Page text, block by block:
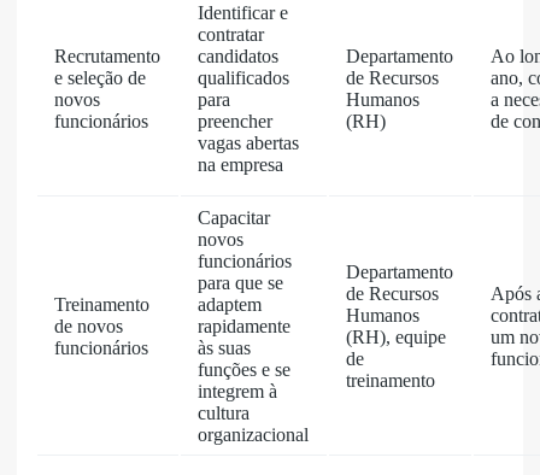
Recrutamento
e seleção de
novos
funcionários
Identificar e
contratar
candidatos
qualificados
para
preencher
vagas abertas
na empresa
Departamento
de Recursos
Humanos
(RH)
Ao
ano,
a
de
Treinamento
de novos
funcionários
Capacitar
novos
funcionários
para que se
adaptem
rapidamente
às suas
funções e se
integrem à
cultura
organizacional
Departamento
de Recursos
Humanos
(RH), equipe
de
treinamento
Após
um